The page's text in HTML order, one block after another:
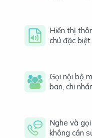
Hiển thị
chú đặc biệt
Gọi nội bộ
ban, chi
Nghe và
không cần